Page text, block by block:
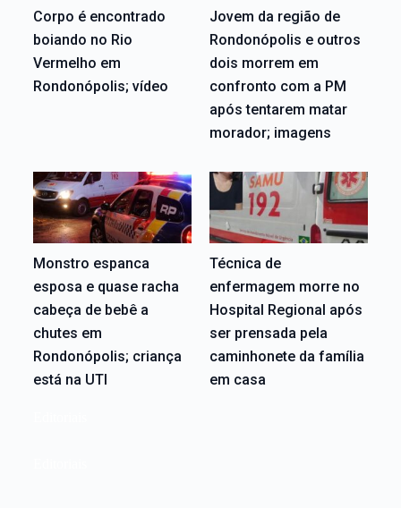
Corpo é encontrado
boiando no Rio
Vermelho em
Rondonópolis; vídeo
Jovem da região de
Rondonópolis e outros
dois morrem em
confronto com a PM
após tentarem matar
morador; imagens
Monstro espanca
esposa e quase racha
cabeça de bebê a
chutes em
Rondonópolis; criança
está na UTI
Técnica de
enfermagem morre no
Hospital Regional após
ser prensada pela
caminhonete da família
em casa